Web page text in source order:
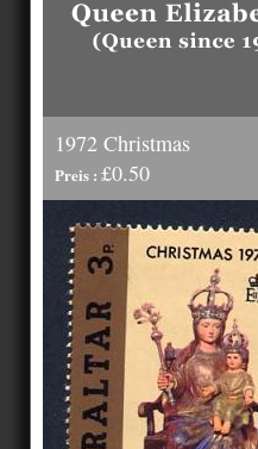
1972 Christmas
Preis : £0.50